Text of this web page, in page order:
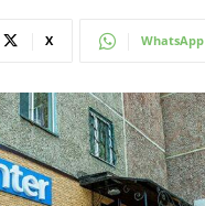
X WhatsApp